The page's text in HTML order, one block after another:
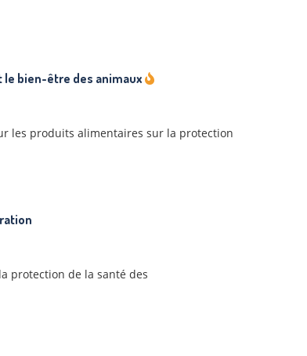
bien-être des animaux
les produits alimentaires sur la protection
protection de la santé des